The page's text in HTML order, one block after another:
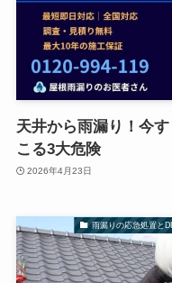
天井から雨漏り！今
こる3大危険
2026年4月23日
雨漏りの応急処置と